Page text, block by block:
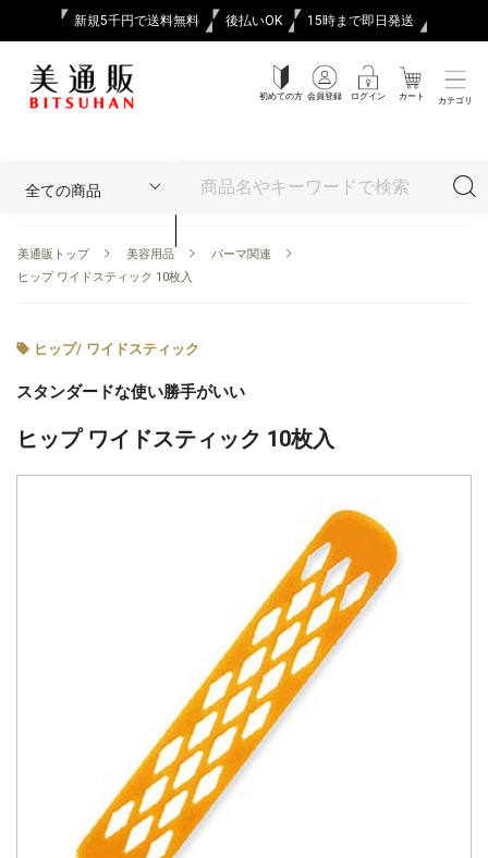
新規5千円で送料無料 後払いOK 15時まで即日発送
初めての方 会員登録 ログイン カート カテゴリ
美通販トップ 美容用品
パーマ関連
ヒップ ワイドスティック 10枚入
ヒップ/ ワイドスティック
スタンダードな使い勝手がいい
ヒップ ワイドスティック 10枚入